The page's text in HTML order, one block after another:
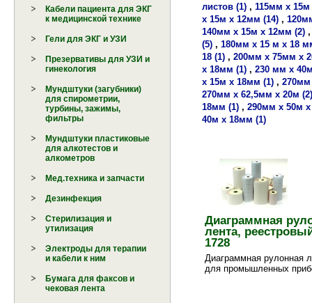
Кабели пациента для ЭКГ
к медицинской технике
Гели для ЭКГ и УЗИ
Презервативы для УЗИ и
гинекология
Мундштуки (загубники)
для спирометрии,
турбины, зажимы,
фильтры
Мундштуки пластиковые
для алкотестов и
алкометров
Мед.техника и запчасти
Дезинфекция
Стерилизация и
утилизация
Электроды для терапии
и кабели к ним
Бумага для факсов и
чековая лента
листов (1) , 115мм х
х 15м х 12мм (14) ,
140мм х 15м х 12мм (2)
(5) , 180мм х 15 м х 18
18 (1) , 200мм х 75мм х
х 18мм (1) , 230 мм х
х 15м х 18мм (1) , 270мм
270мм х 62,5мм х 20м (2)
18мм (1) , 290мм х 50м
40м х 18мм (1)
Диаграммная
лента,
1728
Диаграммная рулонная
для промышленных